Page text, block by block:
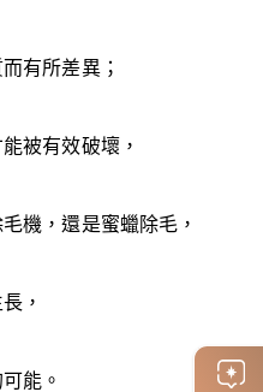
有所差異；
被有效破壞，
機，還是蜜蠟除毛，
，
能。